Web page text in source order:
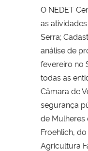
O NEDET
as
Serra;
análise de
fevereiro no
todas as
Câmara de
segurança
de Mulheres
Froehlich,
Agricultura